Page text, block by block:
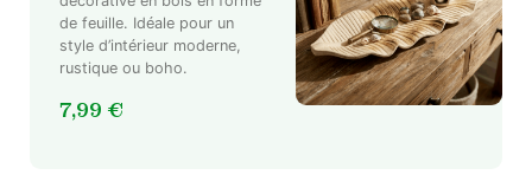
de feuille. Idéale pour un
style d’intérieur moderne,
rustique ou boho.
7,99 €